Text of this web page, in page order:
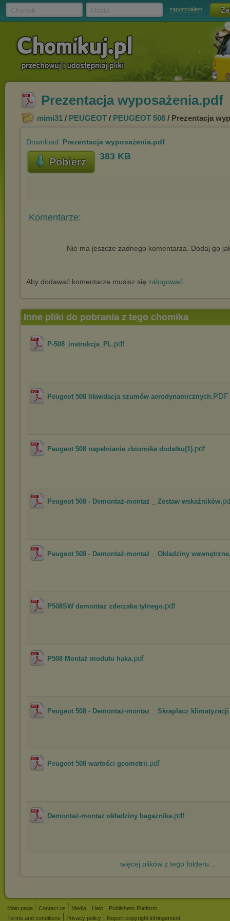
zapomniałem
Prezentacja wyposażenia.pdf
mimi31 / PEUGEOT / PEUGEOT 508 / Prezentacja
Download: Prezentacja wyposażenia.pdf
Pobierz 383 KB
Komentarze:
Nie ma jeszcze żadnego komentarza. Dodaj go
Aby dodawać komentarze musisz się zalogować
Inne pliki do pobrania z tego chomika
P-508_instrukcja_PL.pdf
Peugeot 508 likwidacja szumów aerodynamicznych.PDF
Peugeot 508 napełnianie zbiornika dodatku(1).pdf
Peugeot 508 - Demontaż-montaż _ Zestaw wskaźników
Peugeot 508 - Demontaż-montaż _ Okładziny
P508SW demontaż zderzaka tylnego.pdf
P508 Montaż modułu haka.pdf
Peugeot 508 - Demontaż-montaż _ Skraplacz klimatyzacji
Peugeot 508 wartości geometrii.pdf
Demontaż-montaż okładziny bagażnika.pdf
więcej plików z tego folderu...
Main page Contact us Media Help
Publishers Platform
Terms and conditions
Privacy policy Report copyright infringement